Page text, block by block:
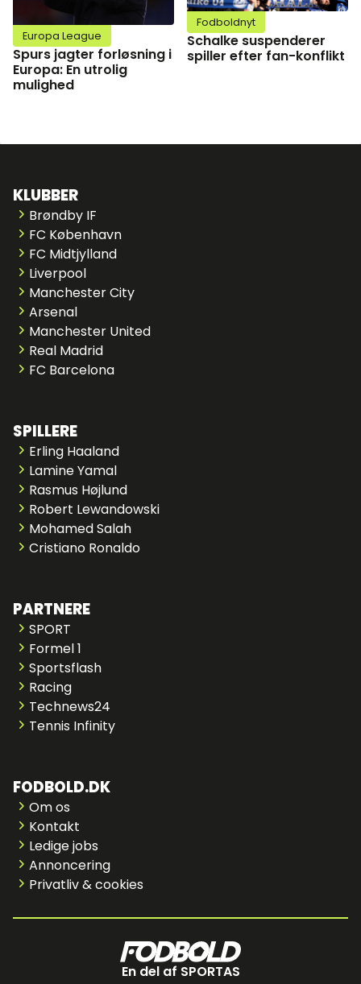
Europa League
Spurs jagter forløsning i
Europa: En utrolig
mulighed
Fodboldnyt
Schalke suspenderer
spiller efter fan-konflikt
KLUBBER
Brøndby IF
FC København
FC Midtjylland
Liverpool
Manchester City
Arsenal
Manchester United
Real Madrid
FC Barcelona
SPILLERE
Erling Haaland
Lamine Yamal
Rasmus Højlund
Robert Lewandowski
Mohamed Salah
Cristiano Ronaldo
PARTNERE
SPORT
Formel 1
Sportsflash
Racing
Technews24
Tennis Infinity
FODBOLD.DK
Om os
Kontakt
Ledige jobs
Annoncering
Privatliv & cookies
En del af SPORTAS